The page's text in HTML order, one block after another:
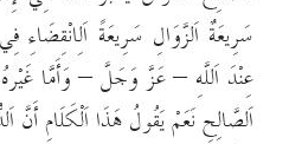
سَرِيعَةٌ اَلزَّوَالِ سَرِيعَةً اَلِانْقِضَاءِ
عِنْدَ اَللَّهِ – عَزَّ وَجَلَّ – وَأَمَّا
اَلصَّالِحِ نَعَمْ يَقُولُ هَذَا اَلْكَلَامِ